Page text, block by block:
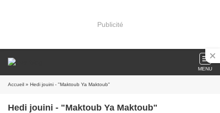
Publicité
MENU
Accueil » Hedi jouini - "Maktoub Ya Maktoub"
Hedi jouini - "Maktoub Ya Maktoub"